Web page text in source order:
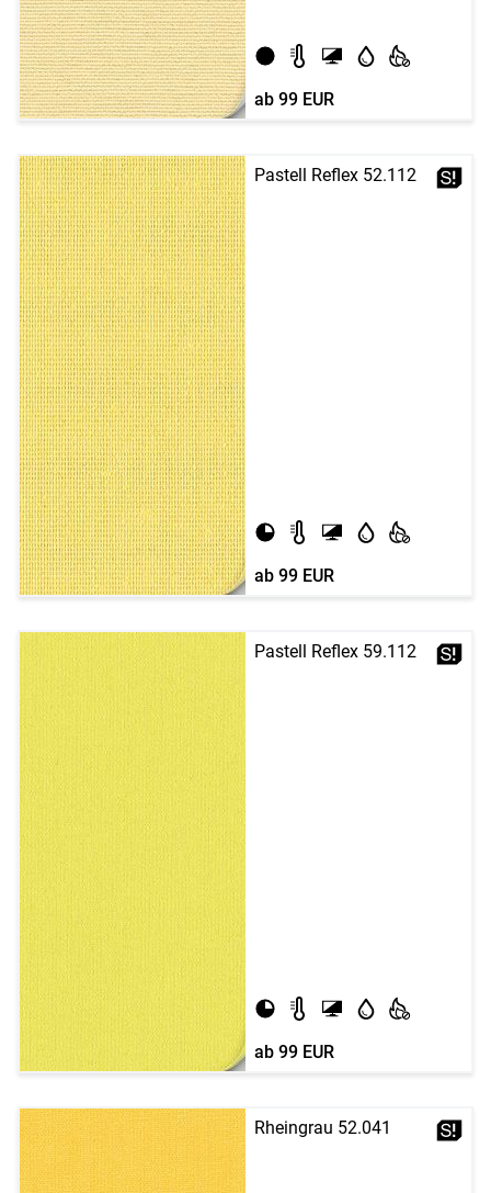
ab 99 EUR
Pastell Reflex 52.112
ab 99 EUR
Pastell Reflex 59.112
ab 99 EUR
Rheingrau 52.041